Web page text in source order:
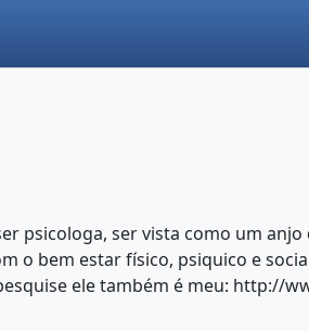
psicologa, ser vista como um
o bem estar físico, psiquico e
ele também é meu: http://